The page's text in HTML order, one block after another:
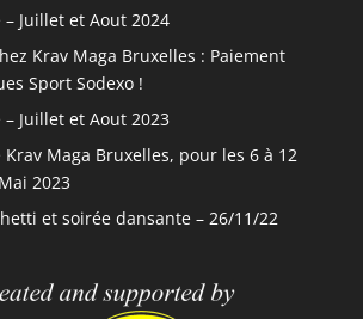
– Juillet et Aout 2024
Krav Maga Bruxelles : Paiement
Sport Sodexo !
– Juillet et Aout 2023
Krav Maga Bruxelles, pour les 6 à 12
2023
et soirée dansante – 26/11/22